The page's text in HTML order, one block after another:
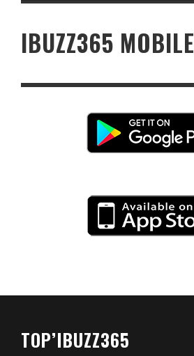
IBUZZ365 MOBILE
TOP’IBUZZ365